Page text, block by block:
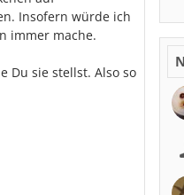
Insofern würde ich
immer mache.
Du sie stellst. Also so